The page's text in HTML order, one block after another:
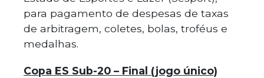
para pagamento de despesas de taxas
de arbitragem, coletes, bolas, troféus e
medalhas.
Copa ES Sub-20 – Final (jogo único)